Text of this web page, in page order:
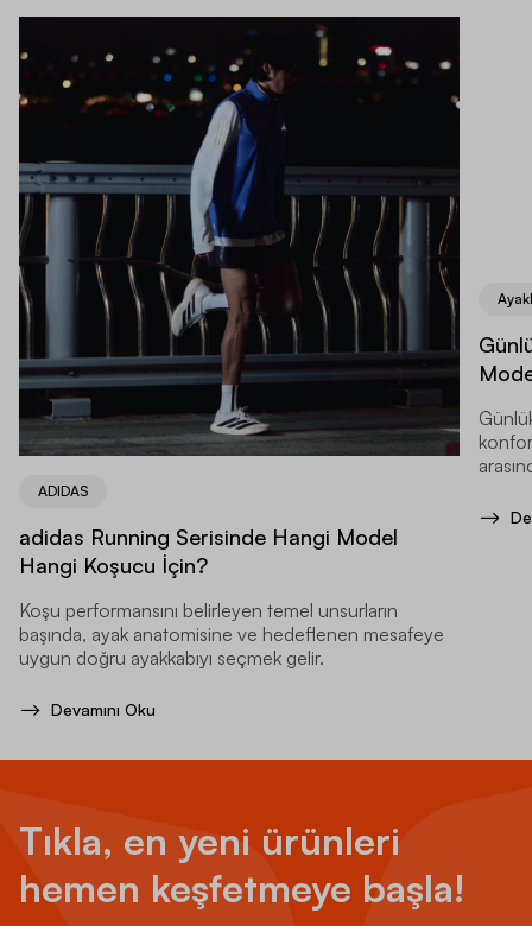
ADIDAS
adidas Running Serisinde Hangi Model
Hangi Koşucu İçin?
Koşu performansını belirleyen temel unsurların
başında, ayak anatomisine ve hedeflenen mesafeye
uygun doğru ayakkabıyı seçmek gelir.
Devamını Oku
Tıkla, en yeni ürünleri
hemen keşfetmeye başla!